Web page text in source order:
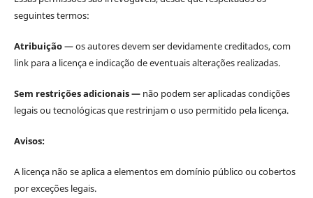
seguintes termos:
Atribuição— os autores devem ser devidamente creditados, com
link para a licença e indicação de eventuais alterações realizadas.
Sem restrições adicionais — não podem ser aplicadas condições
legais ou tecnológicas que restrinjam o uso permitido pela licença.
Avisos:
A licença não se aplica a elementos em domínio público ou cobertos
por exceções legais.